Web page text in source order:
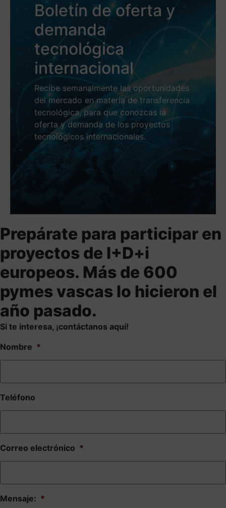
Prepárate para participar en
proyectos de I+D+i
europeos. Más de 600
pymes vascas lo hicieron el
año pasado.
Si te interesa, ¡contáctanos aquí!
Nombre *
Teléfono
Correo electrónico *
Mensaje: *
Boletín de oferta y
demanda
tecnológica
internacional
Recibe semanalmente las oportunidades
del mercado en materia de transferencia
tecnológica, para que conozcas la
oferta y demanda de los proyectos
tecnológicos internacionales.
Suscríbete